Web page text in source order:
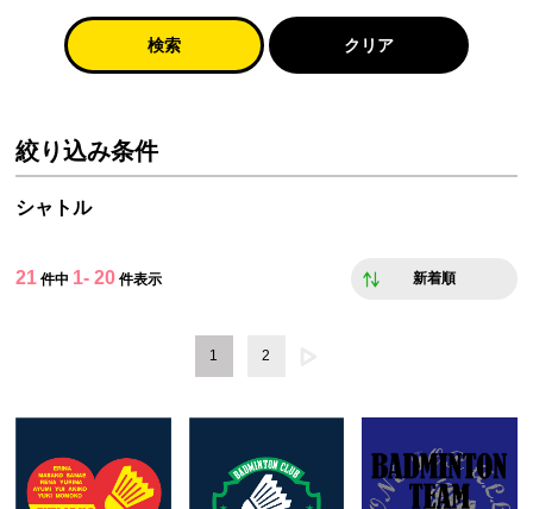
検索 クリア
絞り込み条件
シャトル
21 件中 1- 20 件表示 新着順
1 2